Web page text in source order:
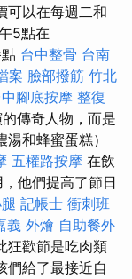
可以在每週二和
5點在
台中整骨 台南
案 臉部撥筋 竹北
腳底按摩 整復
傳奇人物，而是
和蜂蜜蛋糕）
五權路按摩 在飲
他們提高了節日
記帳士 衝刺班
義 外燴 自助餐外
狂歡節是吃肉類
們給了最接近自